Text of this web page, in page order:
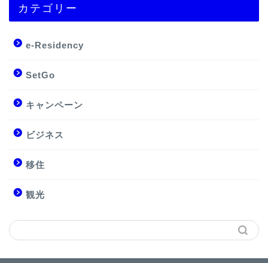
カテゴリー
e-Residency
SetGo
キャンペーン
ビジネス
移住
観光